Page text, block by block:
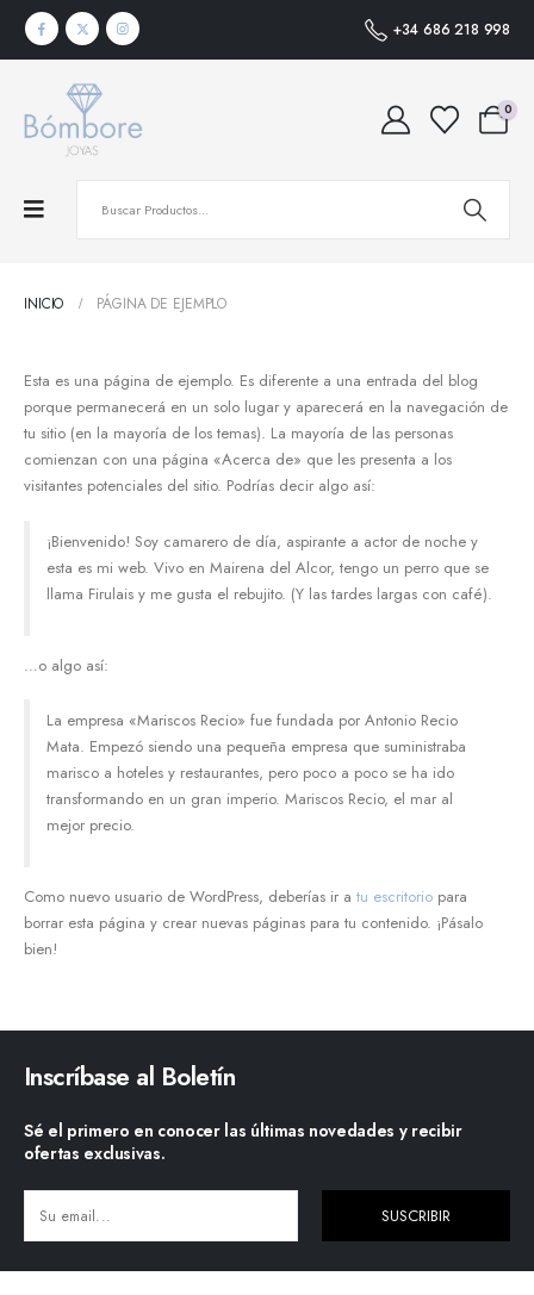
+34 686 218 998
0
INICIO PÁGINA DE EJEMPLO
Esta es una página de ejemplo. Es diferente a una entrada del blog
porque permanecerá en un solo lugar y aparecerá en la navegación de
tu sitio (en la mayoría de los temas). La mayoría de las personas
comienzan con una página «Acerca de» que les presenta a los
visitantes potenciales del sitio. Podrías decir algo así:
¡Bienvenido! Soy camarero de día, aspirante a actor de noche y
esta es mi web. Vivo en Mairena del Alcor, tengo un perro que se
llama Firulais y me gusta el rebujito. (Y las tardes largas con café).
…o algo así:
La empresa «Mariscos Recio» fue fundada por Antonio Recio
Mata. Empezó siendo una pequeña empresa que suministraba
marisco a hoteles y restaurantes, pero poco a poco se ha ido
transformando en un gran imperio. Mariscos Recio, el mar al
mejor precio.
Como nuevo usuario de WordPress, deberías ir a tu escritorio para
borrar esta página y crear nuevas páginas para tu contenido. ¡Pásalo
bien!
Inscríbase al Boletín
Sé el primero en conocer las últimas novedades y recibir
ofertas exclusivas.
SUSCRIBIR